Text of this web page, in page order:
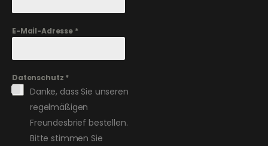
E-Mail-Adresse *
Datenschutz *
Danke, dass Sie unseren
regelmäßigen
Freundesbrief bestellen.
Bitte stimmen Sie